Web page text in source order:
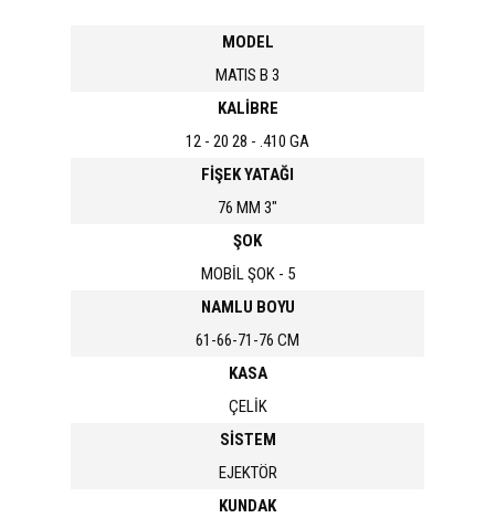
MODEL
MATIS B 3
KALİBRE
12 - 20 28 - .410 GA
FİŞEK YATAĞI
76 MM 3"
ŞOK
MOBİL ŞOK - 5
NAMLU BOYU
61-66-71-76 CM
KASA
ÇELİK
SİSTEM
EJEKTÖR
KUNDAK